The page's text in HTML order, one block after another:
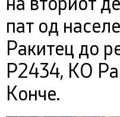
на вториот
пат од
Ракитец до
Р2434, КО
Конче.